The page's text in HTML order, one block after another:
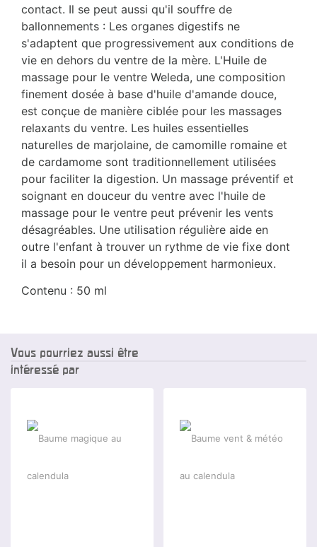
contact. Il se peut aussi qu'il souffre de
ballonnements : Les organes digestifs ne
s'adaptent que progressivement aux conditions de
vie en dehors du ventre de la mère. L'Huile de
massage pour le ventre Weleda, une composition
finement dosée à base d'huile d'amande douce,
est conçue de manière ciblée pour les massages
relaxants du ventre. Les huiles essentielles
naturelles de marjolaine, de camomille romaine et
de cardamome sont traditionnellement utilisées
pour faciliter la digestion. Un massage préventif et
soignant en douceur du ventre avec l'huile de
massage pour le ventre peut prévenir les vents
désagréables. Une utilisation régulière aide en
outre l'enfant à trouver un rythme de vie fixe dont
il a besoin pour un développement harmonieux.
Contenu : 50 ml
Vous pourriez aussi être
intéressé par